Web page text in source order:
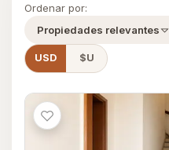
Ordenar por:
Propiedades relevantes
USD $U